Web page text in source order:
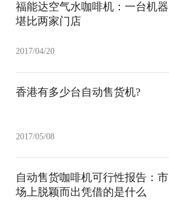
福能达空气水咖啡机：一台机器
堪比两家门店
2017/04/20
香港有多少台自动售货机?
2017/05/08
自动售货咖啡机可行性报告：市
场上脱颖而出凭借的是什么